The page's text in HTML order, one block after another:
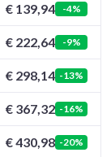
€ 139,94 -4%
€ 222,64 -9%
€ 298,14 -13%
€ 367,32 -16%
€ 430,98 -20%